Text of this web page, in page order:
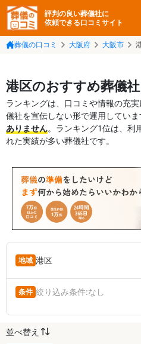
評判の良い葬儀社に
依頼できる口コミサイト
葬儀の口コミ 大阪府 大阪市
港区のおすすめ葬儀
ランキングは、口コミや情報の充
儀社を宣伝しない形で運用していま
ありません。ランキング1位は、利
れた実績が多い葬儀社です。
地域 港区
条件 絞り込み条件:なし
並べ替え